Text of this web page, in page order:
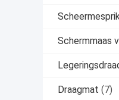
Schermmaas
Draagmat (7)